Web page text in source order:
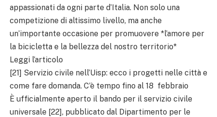
appassionati da ogni parte d’Italia. Non solo una
competizione di altissimo livello, ma anche
un’importante occasione per promuovere *l’amore per
la bicicletta e la bellezza del nostro territorio*
Leggi l’articolo
[21] Servizio civile nell’Uisp: ecco i progetti nelle città e
come fare domanda. C’è tempo fino al 18 febbraio
È ufficialmente aperto il bando per il servizio civile
universale [22], pubblicato dal Dipartimento per le